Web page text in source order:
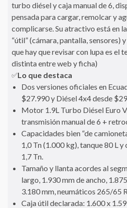
turbo diésel y caja manual de 6,
pensada para cargar, remolcar y
complicarse. Su atractivo está en
“útil” (cámara, pantalla, sensores)
que hay que revisar con lupa es el
distinta entre web y ficha)
✅Lo que destaca
Dos versiones oficiales en
$27.990 y Diésel 4x4 desde
Motor 1.9L Turbo Diésel Euro
transmisión manual de 6 +
Capacidades bien “de
1,0 Tn (1.000 kg), tanque 80 L
1,7 Tn.
Tamaño y llanta acordes al
largo, 1.930 mm de ancho,
3.180 mm, neumáticos 265/65
Caja útil declarada: 1.600 x